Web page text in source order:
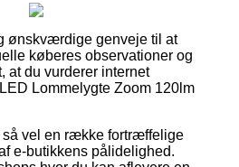
ønskværdige genveje til at
køberes observationer og
at du vurderer internet
Lommelygte Zoom 120lm
vel en række fortræffelige
e-butikkens pålidelighed.